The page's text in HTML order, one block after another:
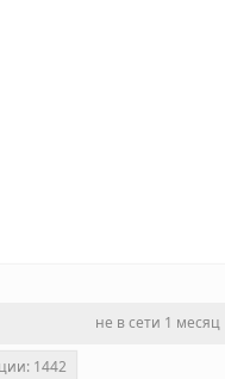
не в сети 1 месяц
1442